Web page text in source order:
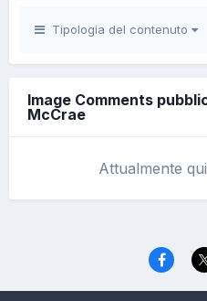
Tipologia del contenuto
Image Comments
McCrae
Attualmente